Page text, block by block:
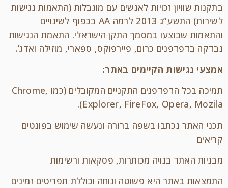
בתקנות שוויון זכויות לאנשים עם מוגבלות (התאמות נגישות
לשירות) התשע”ג 2013 לרמה AA בכפוף לשינויים
והתאמות שבוצעו במסמך התקן הישראלי. התאמת הנגישות
נבדקה בדפדפנים כרום, פיירפוקס, ספארי, מוזילה ואדג’.
אמצעי נגישות הקיימים באתר:
תמיכה בכל הדפדפנים התקניים המקובלים (כמו Chrome,
Explorer, FireFox, Opera, Mozila).
תכני האתר נכתבו בשפה ברורה ונעשה שימוש בפונטים
קריאים
מבניות האתר בנויה מכותרות, פסקאות ורשימות
התמצאות באתר היא פשוטה ונוחה וכוללת תפריטים זמינים